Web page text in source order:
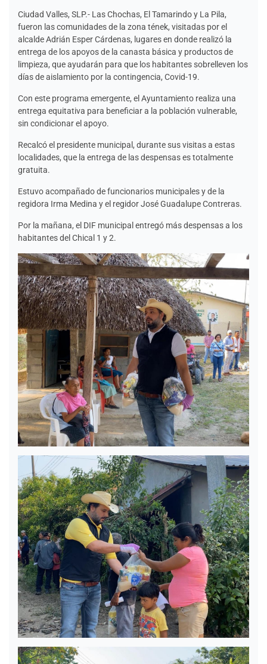
Ciudad Valles, SLP.- Las Chochas, El Tamarindo y La Pila,
fueron las comunidades de la zona tének, visitadas por el
alcalde Adrián Esper Cárdenas, lugares en donde realizó la
entrega de los apoyos de la canasta básica y productos de
limpieza, que ayudarán para que los habitantes sobrelleven los
días de aislamiento por la contingencia, Covid-19.
Con este programa emergente, el Ayuntamiento realiza una
entrega equitativa para beneficiar a la población vulnerable,
sin condicionar el apoyo.
Recalcó el presidente municipal, durante sus visitas a estas
localidades, que la entrega de las despensas es totalmente
gratuita.
Estuvo acompañado de funcionarios municipales y de la
regidora Irma Medina y el regidor José Guadalupe Contreras.
Por la mañana, el DIF municipal entregó más despensas a los
habitantes del Chical 1 y 2.